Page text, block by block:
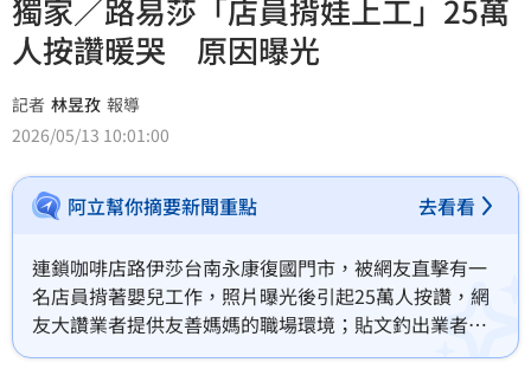
獨家／路易莎「店員揹娃上工」25萬
人按讚暖哭 原因曝光
記者 林昱孜 報導
2026/05/13 10:01:00
阿立幫你摘要新聞重點 去看看
連鎖咖啡店路伊莎台南永康復國門市，被網友直擊有一
名店員揹著嬰兒工作，照片曝光後引起25萬人按讚，網
友大讚業者提供友善媽媽的職場環境；貼文釣出業者回
覆，要大家放心都有特別規劃該位店員工作，不會讓她